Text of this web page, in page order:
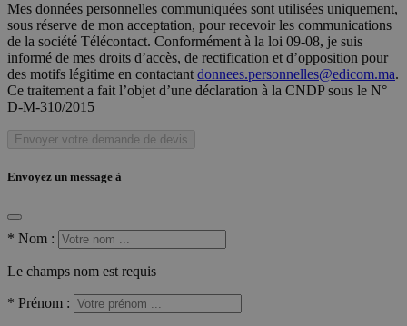
Mes données personnelles communiquées sont utilisées uniquement,
sous réserve de mon acceptation, pour recevoir les communications
de la société Télécontact. Conformément à la loi 09-08, je suis
informé de mes droits d’accès, de rectification et d’opposition pour
des motifs légitime en contactant donnees.personnelles@edicom.ma.
Ce traitement a fait l’objet d’une déclaration à la CNDP sous le N°
D-M-310/2015
Envoyer votre demande de devis
Envoyez un message à
* Nom :
Le champs nom est requis
* Prénom :